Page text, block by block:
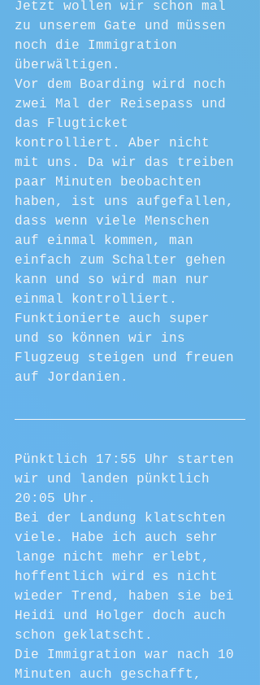
Jetzt wollen wir schon mal
zu unserem Gate und müssen
noch die Immigration
überwältigen.
Vor dem Boarding wird noch
zwei Mal der Reisepass und
das Flugticket
kontrolliert. Aber nicht
mit uns. Da wir das treiben
paar Minuten beobachten
haben, ist uns aufgefallen,
dass wenn viele Menschen
auf einmal kommen, man
einfach zum Schalter gehen
kann und so wird man nur
einmal kontrolliert.
Funktionierte auch super
und so können wir ins
Flugzeug steigen und freuen
auf Jordanien.
Pünktlich 17:55 Uhr starten
wir und landen pünktlich
20:05 Uhr.
Bei der Landung klatschten
viele. Habe ich auch sehr
lange nicht mehr erlebt,
hoffentlich wird es nicht
wieder Trend, haben sie bei
Heidi und Holger doch auch
schon geklatscht.
Die Immigration war nach 10
Minuten auch geschafft,